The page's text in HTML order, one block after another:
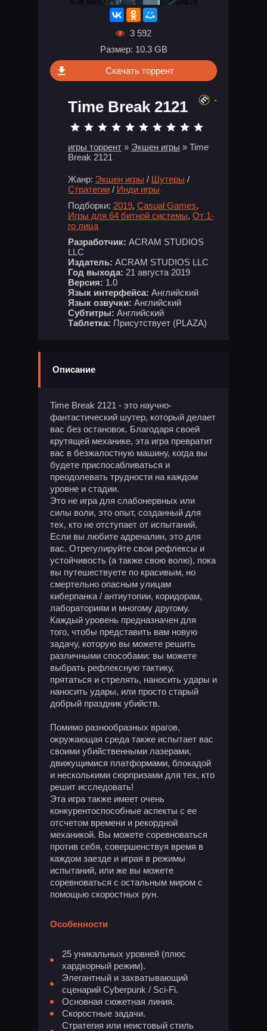
3 592
Размер: 10.3 GB
Скачать торрент
Time Break 2121
игры торрент » Экшен игры » Time
Break 2121
Жанр: Экшен игры / Шутеры /
Стратегии / Инди игры
Подборки: 2019, Casual Games,
Игры для 64 битной системы, От 1-
го лица
Разработчик: ACRAM STUDIOS
LLC
Издатель: ACRAM STUDIOS LLC
Год выхода: 21 августа 2019
Версия: 1.0
Язык интерфейса: Английский
Язык озвучки: Английский
Субтитры: Английский
Таблетка: Присутствует (PLAZA)
-
Описание
Time Break 2121 - это научно-
фантастический шутер, который делает
вас без остановок. Благодаря своей
крутящей механике, эта игра превратит
вас в безжалостную машину, когда вы
будете приспосабливаться и
преодолевать трудности на каждом
уровне и стадии.
Это не игра для слабонервных или
силы воли, это опыт, созданный для
тех, кто не отступает от испытаний.
Если вы любите адреналин, это для
вас. Отрегулируйте свои рефлексы и
устойчивость (а также свою волю), пока
вы путешествуете по красивым, но
смертельно опасным улицам
киберпанка / антиутопии, коридорам,
лабораториям и многому другому.
Каждый уровень предназначен для
того, чтобы представить вам новую
задачу, которую вы можете решить
различными способами: вы можете
выбрать рефлексную тактику,
прятаться и стрелять, наносить удары и
наносить удары, или просто старый
добрый праздник убийств.
Помимо разнообразных врагов,
окружающая среда также испытает вас
своими убийственными лазерами,
движущимися платформами, блокадой
и несколькими сюрпризами для тех, кто
решит исследовать!
Эта игра также имеет очень
конкурентоспособные аспекты с ее
отсчетом времени и рекордной
механикой. Вы можете соревноваться
против себя, совершенствуя время в
каждом заезде и играя в режимы
испытаний, или же вы можете
соревноваться с остальным миром с
помощью скоростных рун.
Особенности
25 уникальных уровней (плюс
хардкорный режим).
Элегантный и захватывающий
сценарий Cyberpunk / Sci-Fi.
Основная сюжетная линия.
Скоростные задачи.
Стратегия или неистовый стиль